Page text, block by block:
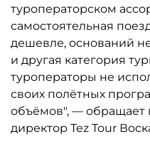
туроператорском
самостоятельная
дешевле, оснований
и другая категория
туроператоры не
своих полётных
объёмов", —
директор Tez Tour